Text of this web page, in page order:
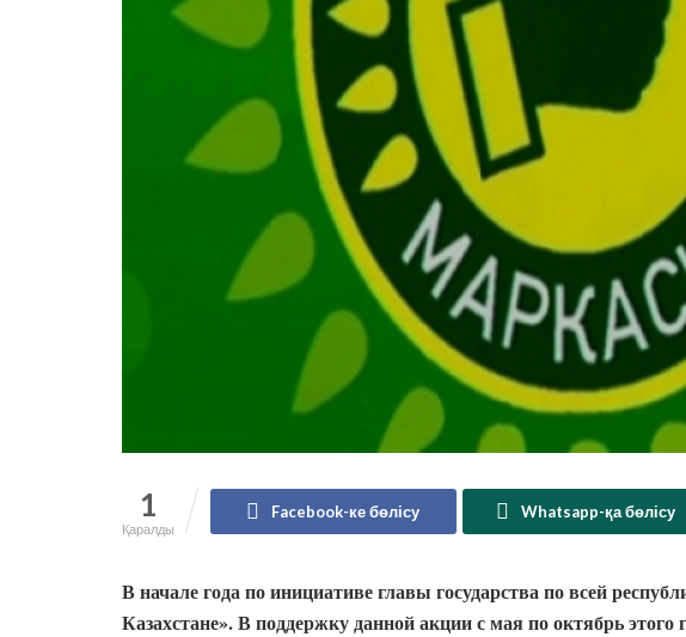
1
Қаралды
Facebook-ке бөлісу Whatsapp-қа бөлісу
В начале года по инициативе главы государства по всей
Казахстане». В поддержку данной акции с мая по октябрь